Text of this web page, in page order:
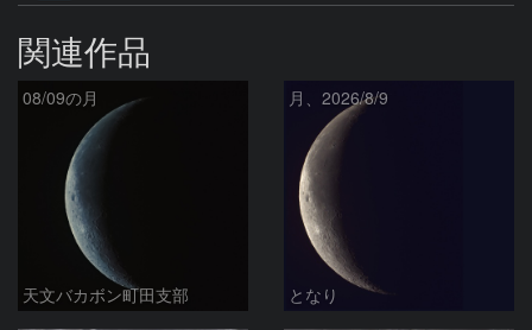
関連作品
08/09の月
天文バカボン町田支部
月、2026/8/9
となり